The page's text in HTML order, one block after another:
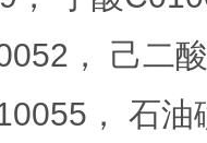
， 己二
， 石